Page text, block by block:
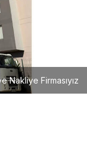
Nakliye Firmasıyız